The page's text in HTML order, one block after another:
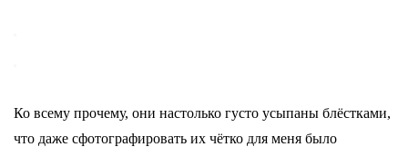
Ко всему прочему, они настолько густо усыпаны блёстками,
что даже сфотографировать их чётко для меня было